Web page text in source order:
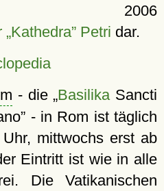
2006
Kathedra Petri dar.
- die BasilikaSancti
- in Rom ist täglich
mittwochs erst ab
Eintritt ist wie in alle
Die Vatikanischen